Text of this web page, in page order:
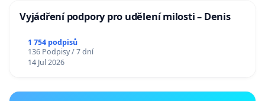
Vyjádření podpory pro udělení milosti – Denis
1 754 podpisů
136 Podpisy / 7 dní
14 Jul 2026